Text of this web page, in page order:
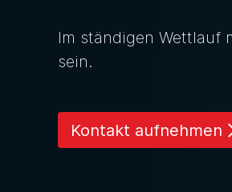
Im ständigen Wettlauf
sein.
Kontakt aufnehmen